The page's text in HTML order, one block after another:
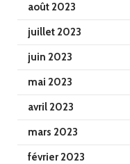
août 2023
juillet 2023
juin 2023
mai 2023
avril 2023
mars 2023
février 2023